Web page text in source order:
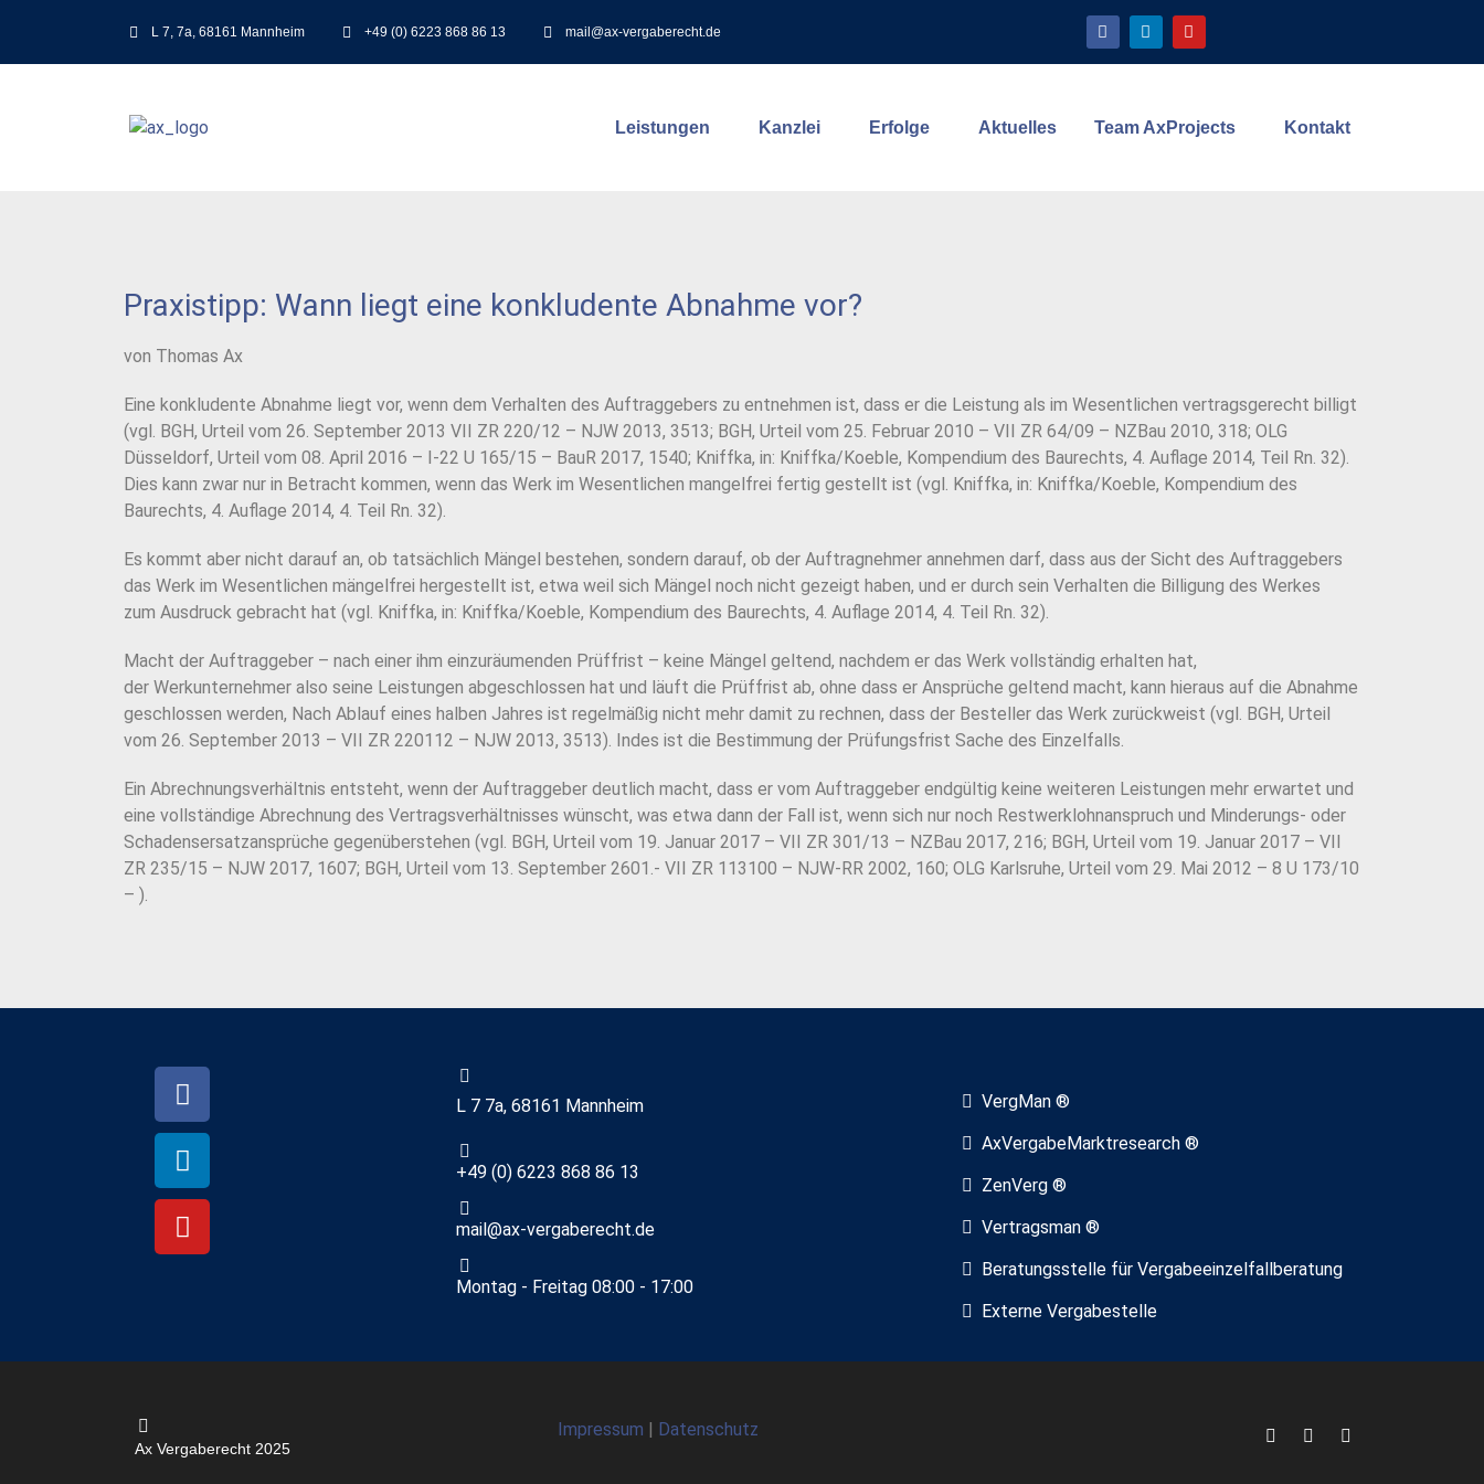
L 7, 7a, 68161 Mannheim +49 (0) 6223 868 86 13 mail@ax-vergaberecht.de
Leistungen Kanzlei Erfolge Aktuelles Team AxProjects Kontakt
Praxistipp: Wann liegt eine konkludente Abnahme vor?
von Thomas Ax
Eine konkludente Abnahme liegt vor, wenn dem Verhalten des Auftraggebers zu entnehmen ist, dass er die Leistung als im Wesentlichen vertragsgerecht billigt
(vgl. BGH, Urteil vom 26. September 2013 VII ZR 220/12 – NJW 2013, 3513; BGH, Urteil vom 25. Februar 2010 – VII ZR 64/09 – NZBau 2010, 318; OLG
Düsseldorf, Urteil vom 08. April 2016 – I-22 U 165/15 – BauR 2017, 1540; Kniffka, in: Kniffka/Koeble, Kompendium des Baurechts, 4. Auflage 2014, Teil Rn. 32).
Dies kann zwar nur in Betracht kommen, wenn das Werk im Wesentlichen mangelfrei fertig gestellt ist (vgl. Kniffka, in: Kniffka/Koeble, Kompendium des
Baurechts, 4. Auflage 2014, 4. Teil Rn. 32).
Es kommt aber nicht darauf an, ob tatsächlich Mängel bestehen, sondern darauf, ob der Auftragnehmer annehmen darf, dass aus der Sicht des Auftraggebers
das Werk im Wesentlichen mängelfrei hergestellt ist, etwa weil sich Mängel noch nicht gezeigt haben, und er durch sein Verhalten die Billigung des Werkes
zum Ausdruck gebracht hat (vgl. Kniffka, in: Kniffka/Koeble, Kompendium des Baurechts, 4. Auflage 2014, 4. Teil Rn. 32).
Macht der Auftraggeber – nach einer ihm einzuräumenden Prüffrist – keine Mängel geltend, nachdem er das Werk vollständig erhalten hat,
der Werkunternehmer also seine Leistungen abgeschlossen hat und läuft die Prüffrist ab, ohne dass er Ansprüche geltend macht, kann hieraus auf die Abnahme
geschlossen werden, Nach Ablauf eines halben Jahres ist regelmäßig nicht mehr damit zu rechnen, dass der Besteller das Werk zurückweist (vgl. BGH, Urteil
vom 26. September 2013 – VII ZR 220112 – NJW 2013, 3513). Indes ist die Bestimmung der Prüfungsfrist Sache des Einzelfalls.
Ein Abrechnungsverhältnis entsteht, wenn der Auftraggeber deutlich macht, dass er vom Auftraggeber endgültig keine weiteren Leistungen mehr erwartet und
eine vollständige Abrechnung des Vertragsverhältnisses wünscht, was etwa dann der Fall ist, wenn sich nur noch Restwerklohnanspruch und Minderungs- oder
Schadensersatzansprüche gegenüberstehen (vgl. BGH, Urteil vom 19. Januar 2017 – VII ZR 301/13 – NZBau 2017, 216; BGH, Urteil vom 19. Januar 2017 – VII
ZR 235/15 – NJW 2017, 1607; BGH, Urteil vom 13. September 2601.- VII ZR 113100 – NJW-RR 2002, 160; OLG Karlsruhe, Urteil vom 29. Mai 2012 – 8 U 173/10
– ).
L 7 7a, 68161 Mannheim
+49 (0) 6223 868 86 13
mail@ax-vergaberecht.de
Montag - Freitag 08:00 - 17:00
VergMan ®
AxVergabeMarktresearch ®
ZenVerg ®
Vertragsman ®
Beratungsstelle für Vergabeeinzelfallberatung
Externe Vergabestelle
Ax Vergaberecht 2025
Impressum | Datenschutz